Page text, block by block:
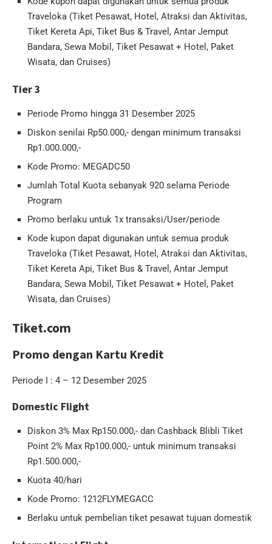
Traveloka (Tiket Pesawat, Hotel, Atraksi dan Aktivitas,
Tiket Kereta Api, Tiket Bus & Travel, Antar Jemput
Bandara, Sewa Mobil, Tiket Pesawat + Hotel, Paket
Wisata, dan Cruises)
Tier 3
Periode Promo hingga 31 Desember 2025
Diskon senilai Rp50.000,- dengan minimum transaksi
Rp1.000.000,-
Kode Promo: MEGADC50
Jumlah Total Kuota sebanyak 920 selama Periode
Program
Promo berlaku untuk 1x transaksi/User/periode
Kode kupon dapat digunakan untuk semua produk
Traveloka (Tiket Pesawat, Hotel, Atraksi dan Aktivitas,
Tiket Kereta Api, Tiket Bus & Travel, Antar Jemput
Bandara, Sewa Mobil, Tiket Pesawat + Hotel, Paket
Wisata, dan Cruises)
Tiket.com
Promo dengan Kartu Kredit
Periode I : 4 – 12 Desember 2025
Domestic Flight
Diskon 3% Max Rp150.000,- dan Cashback Blibli Tiket
Point 2% Max Rp100.000,- untuk minimum transaksi
Rp1.500.000,-
Kuota 40/hari
Kode Promo: 1212FLYMEGACC
Berlaku untuk pembelian tiket pesawat tujuan domestik